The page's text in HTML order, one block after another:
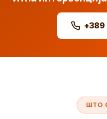
+389
ШТО